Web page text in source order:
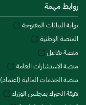
روابط مهمة
بوابة البيانات المفتوحة
المنصة الوطنية
منصة تفاعل
منصة الاستشارات العامة
منصة الخدمات المالية (اعتماد)
هيئة الخبراء بمجلس الوزراء